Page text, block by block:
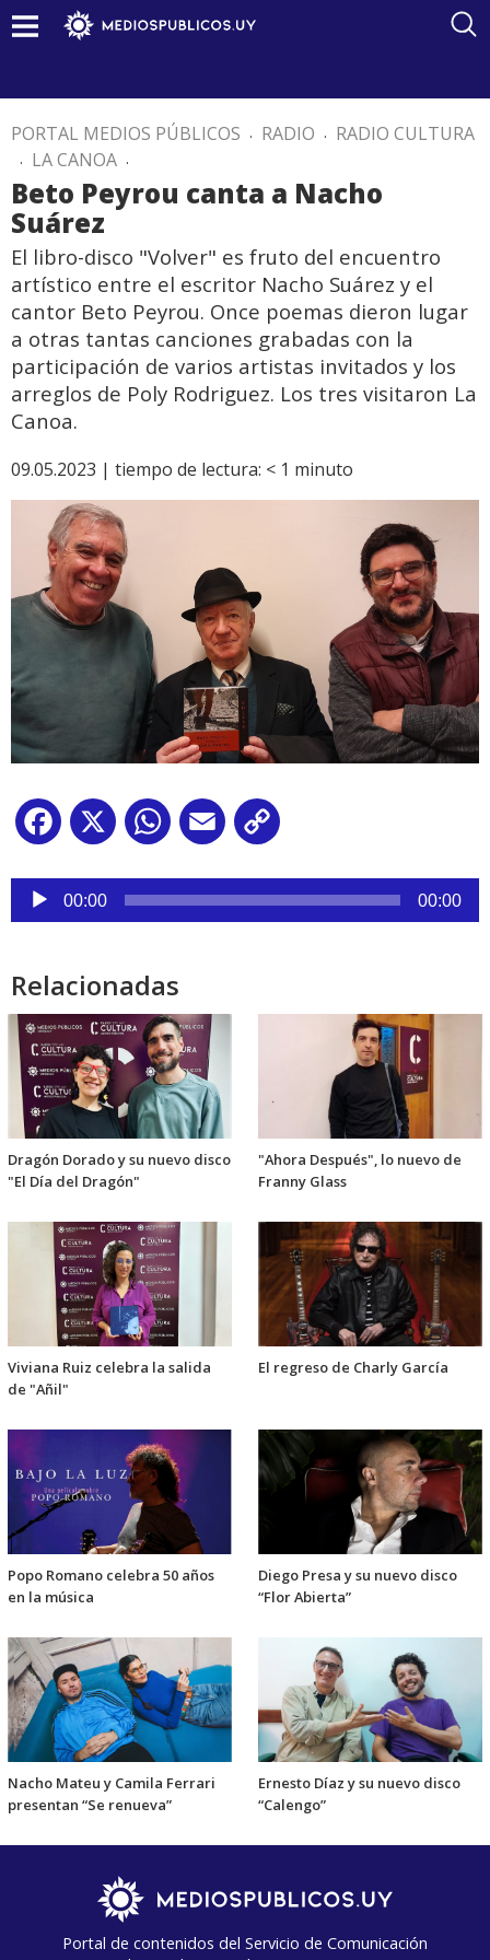
PORTAL MEDIOS PÚBLICOS . RADIO . RADIO CULTURA
. LA CANOA .
Beto Peyrou canta a Nacho
Suárez
El libro-disco "Volver" es fruto del encuentro
artístico entre el escritor Nacho Suárez y el
cantor Beto Peyrou. Once poemas dieron lugar
a otras tantas canciones grabadas con la
participación de varios artistas invitados y los
arreglos de Poly Rodriguez. Los tres visitaron La
Canoa.
09.05.2023 | tiempo de lectura: < 1 minuto
Facebook
X WhatsApp
Email
Reproductor
audio
00:00 00:00
Relacionadas
Dragón Dorado y su nuevo disco
"El Día del Dragón"
"Ahora Después", lo nuevo de
Franny Glass
Viviana Ruiz celebra la salida
de "Añil"
El regreso de Charly García
Popo Romano celebra 50 años
en la música
Diego Presa y su nuevo disco
“Flor Abierta”
Nacho Mateu y Camila Ferrari
presentan “Se renueva”
Ernesto Díaz y su nuevo disco
“Calengo”
Portal de contenidos del Servicio de Comunicación